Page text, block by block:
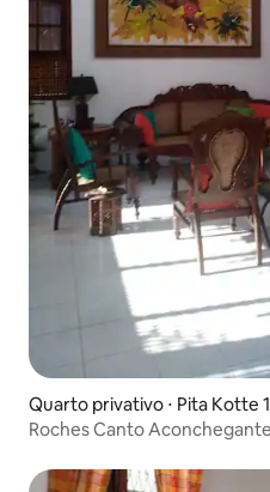
Quarto privativo ⋅ Pita Kotte
Roches Canto